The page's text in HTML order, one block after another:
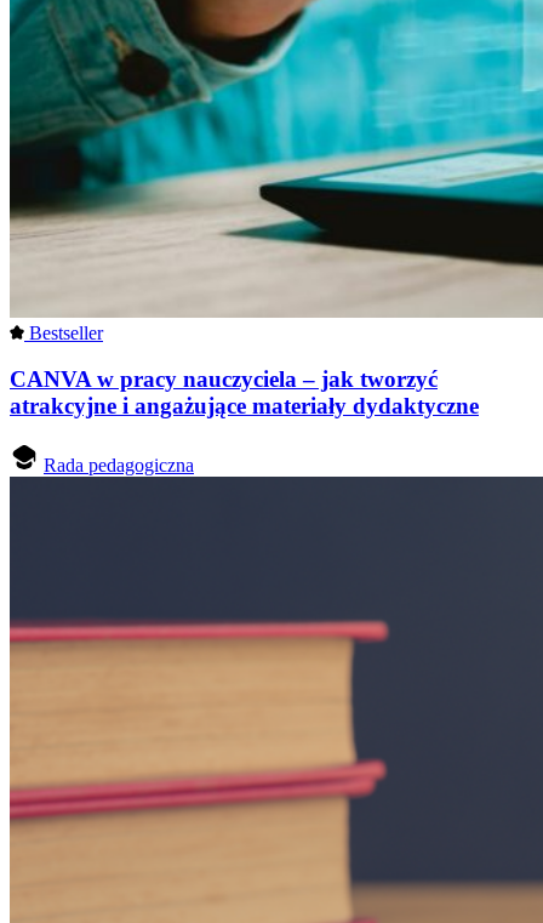
Bestseller
CANVA w pracy nauczyciela – jak tworzyć
atrakcyjne i angażujące materiały dydaktyczne
Rada pedagogiczna